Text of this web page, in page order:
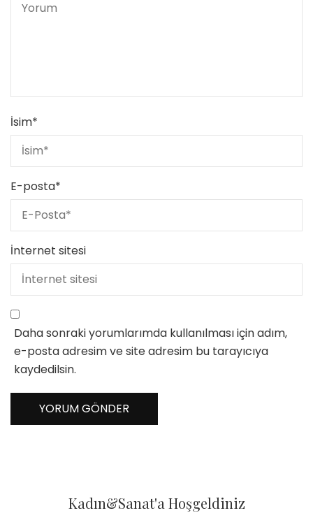
İsim*
E-posta*
İnternet sitesi
Daha sonraki yorumlarımda kullanılması için adım,
e-posta adresim ve site adresim bu tarayıcıya
kaydedilsin.
Kadın&Sanat'a Hoşgeldiniz